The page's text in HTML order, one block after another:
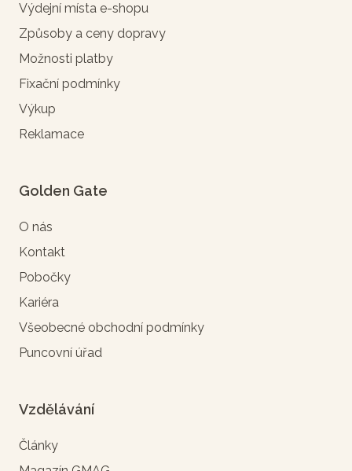
Výdejní místa e-shopu
Způsoby a ceny dopravy
Možnosti platby
Fixační podmínky
Výkup
Reklamace
Golden Gate
O nás
Kontakt
Pobočky
Kariéra
Všeobecné obchodní podmínky
Puncovní úřad
Vzdělávání
Články